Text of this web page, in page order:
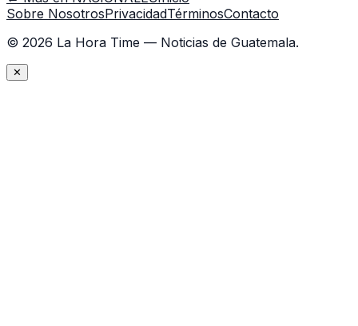
Sobre NosotrosPrivacidadTérminosContacto
© 2026 La Hora Time — Noticias de Guatemala.